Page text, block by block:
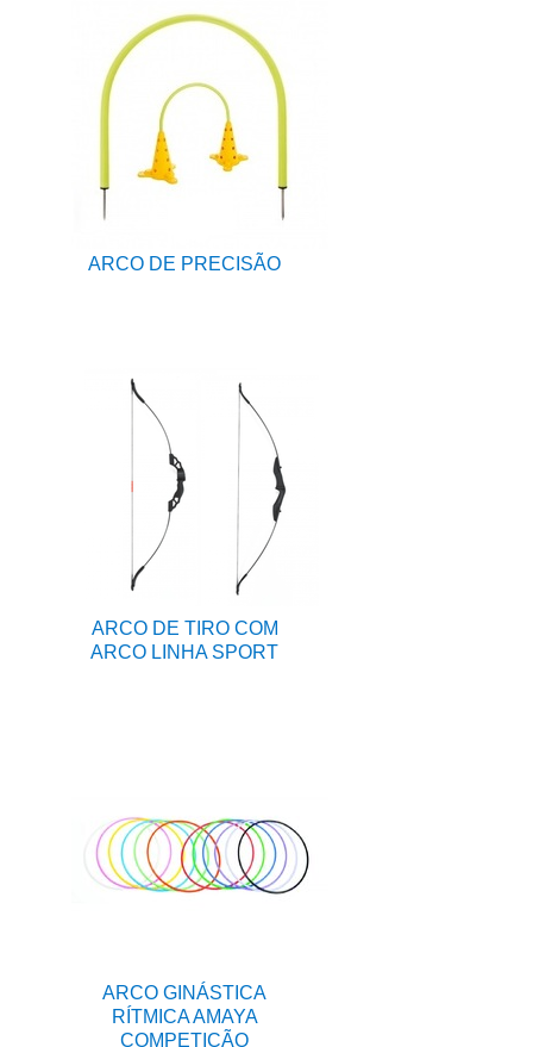
ARCO DE PRECISÃO
ARCO DE TIRO COM
ARCO LINHA SPORT
ARCO GINÁSTICA
RÍTMICA AMAYA
COMPETIÇÃO